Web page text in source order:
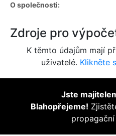
O společnosti:
Zdroje pro
K těmto údajům mají
uživatelé. Klikněte
Jste
Blahopřejeme!